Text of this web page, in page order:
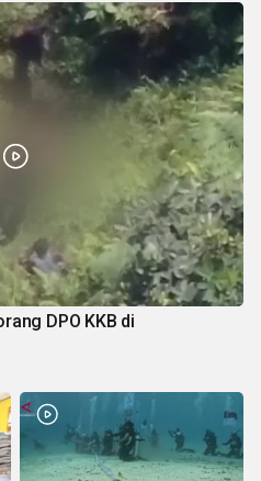
DPO KKB di